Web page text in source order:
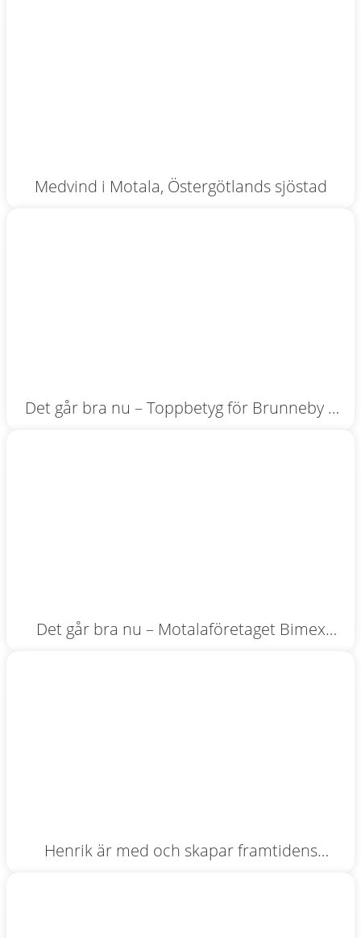
Medvind i Motala, Östergötlands sjöstad
Det går bra nu – Toppbetyg för Brunneby –
Det går bra nu – Motalaföretaget Bimex
Henrik är med och skapar framtidens